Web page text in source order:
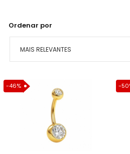
Ordenar por
MAIS RELEVANTES
MENOR PREÇO
MAIOR PREÇO
-46% -